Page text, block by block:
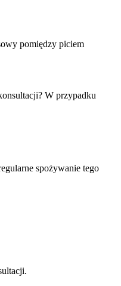
pomiędzy piciem
W przypadku
spożywanie tego